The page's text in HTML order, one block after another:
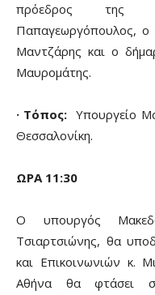
πρόεδρος της
Παπαγεωργόπουλος, ο
Μαντζάρης και ο
Μαυρομάτης.
· Τόπος: Υπουργείο
Θεσσαλονίκη.
ΩΡΑ 11:30
Ο υπουργός
Τσιαρτσιώνης, θα
και Επικοινωνιών κ.
Αθήνα θα φτάσει